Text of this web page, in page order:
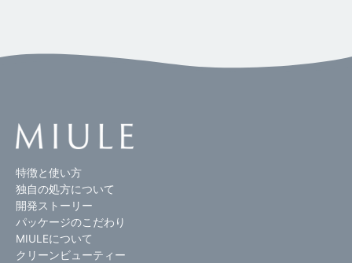
特徴と使い方
独自の処方について
開発ストーリー
パッケージのこだわり
MIULEについて
クリーンビューティー